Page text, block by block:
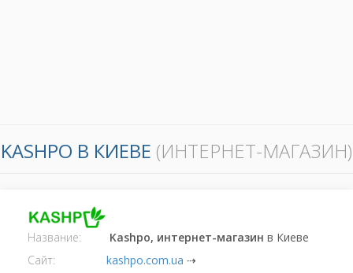
KASHPO В КИЕВЕ (ИНТЕРНЕТ-МАГАЗИН)
Название: Kashpo, интернет-магазин в Киеве
Сайт:
kashpo.com.ua ⇢